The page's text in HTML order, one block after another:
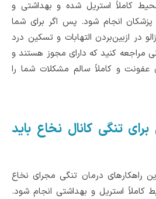
کاملاً استریل شده و بهداشتی و
انجام شود. پس اگر برای شما
در ازبین‌بردن التهابات و تسکین درد
مراجعه کنید که دارای مجوز هستند و
عفونت و کاملاً سالم مشکلات شما را
تنگی کانال نخاع باید
راهکارهای درمان تنگی مجرای نخاع
استریل و بهداشتی انجام شود.